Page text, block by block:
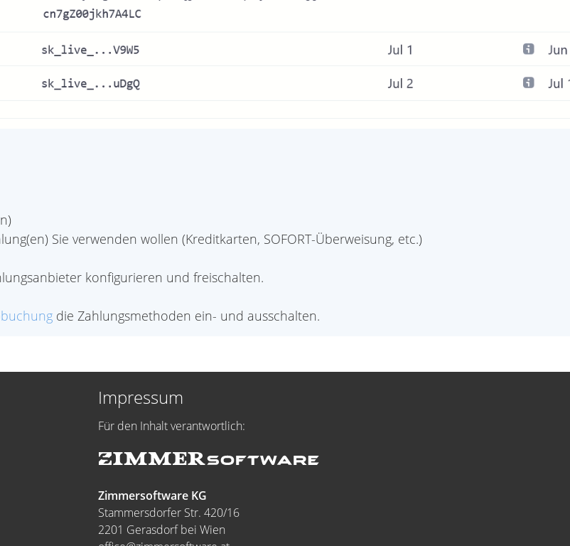
Sie verwenden wollen (Kreditkarten, SOFORT-Überweisung, etc.)
konfigurieren und freischalten.
die Zahlungsmethoden ein- und ausschalten.
Impressum
Für den Inhalt verantwortlich:
Zimmersoftware KG
Stammersdorfer Str. 420/16
2201 Gerasdorf bei Wien